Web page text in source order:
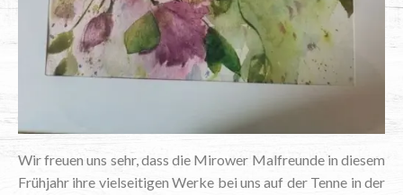
Wir freu­en uns sehr, dass die Mirower Mal­freun­de in die­sem
Früh­jahr ihre viel­sei­ti­gen Wer­ke bei uns auf der Ten­ne in der